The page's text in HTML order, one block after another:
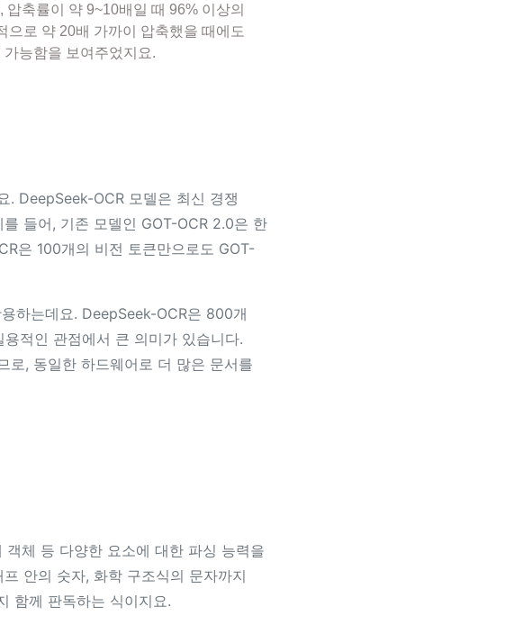
축률이 약 9~10배일 때 96% 이상의
로 약 20배 가까이 압축했을 때에도
능함을 보여주었지요.
. DeepSeek-OCR 모델은 최신 경쟁
들어, 기존 모델인 GOT-OCR 2.0은 한
은 100개의 비전 토큰만으로도 GOT-
하는데요. DeepSeek-OCR은 800개
적인 관점에서 큰 의미가 있습니다.
로, 동일한 하드웨어로 더 많은 문서를
체 등 다양한 요소에 대한 파싱 능력을
안의 숫자, 화학 구조식의 문자까지
함께 판독하는 식이지요.